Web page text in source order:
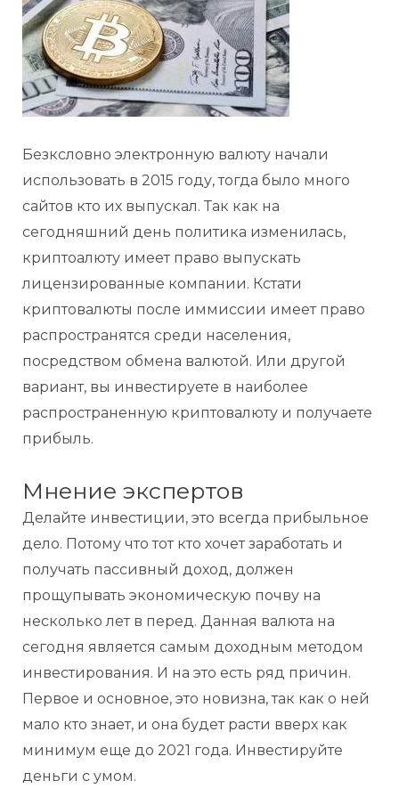
Безксловно электронную валюту начали
использовать в 2015 году, тогда было много
сайтов кто их выпускал. Так как на
сегодняшний день политика изменилась,
криптоалюту имеет право выпускать
лицензированные компании. Кстати
криптовалюты после иммиссии имеет право
распространятся среди населения,
посредством обмена валютой. Или другой
вариант, вы инвестируете в наиболее
распространенную криптовалюту и получаете
прибыль.
Мнение экспертов
Делайте инвестиции, это всегда прибыльное
дело. Потому что тот кто хочет заработать и
получать пассивный доход, должен
прощупывать экономическую почву на
несколько лет в перед. Данная валюта на
сегодня является самым доходным методом
инвестирования. И на это есть ряд причин.
Первое и основное, это новизна, так как о ней
мало кто знает, и она будет расти вверх как
минимум еще до 2021 года. Инвестируйте
деньги с умом.